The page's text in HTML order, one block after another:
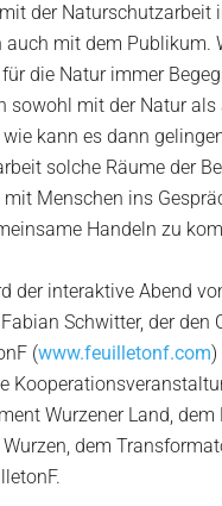
der Naturschutzarbeit
auch mit dem Publikum.
die Natur immer
sowohl mit der Natur
kann es dann
solche Räume der
Menschen ins
Handeln zu
der interaktive Abend
Schwitter, der den
(www.feuilletonf.com)
Wurzener Land, dem
dem